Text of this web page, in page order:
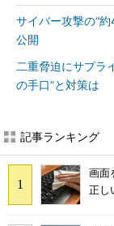
サイバー攻撃の“
公開
二重脅迫にサプラ
の手口”と対策は
記事ランキング
画面
正し